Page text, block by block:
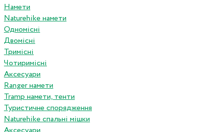
Намети
Naturehike намети
Одномісні
Двомісні
Тримісні
Чотиримісні
Аксесуари
Ranger намети
Tramp намети, тенти
Туристичне спорядження
Naturehike спальні мішки